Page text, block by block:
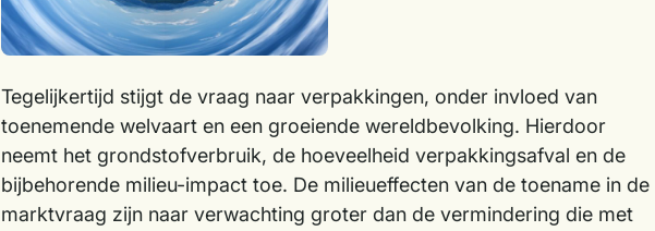
Tegelijkertijd stijgt de vraag naar verpakkingen, onder invloed van
toenemende welvaart en een groeiende wereldbevolking. Hierdoor
neemt het grondstofverbruik, de hoeveelheid verpakkingsafval en de
bijbehorende milieu-impact toe. De milieueffecten van de toename in de
marktvraag zijn naar verwachting groter dan de vermindering die met